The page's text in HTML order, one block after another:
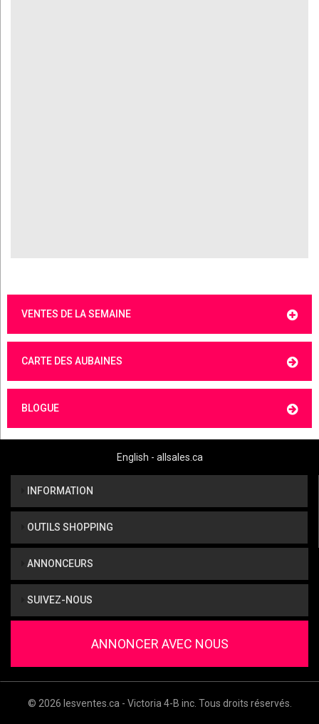
VENTES DE LA SEMAINE
CARTE DES AUBAINES
BLOGUE
English - allsales.ca
INFORMATION
OUTILS SHOPPING
ANNONCEURS
SUIVEZ-NOUS
ANNONCER AVEC NOUS
© 2026 lesventes.ca - Victoria 4-B inc. Tous droits réservés.